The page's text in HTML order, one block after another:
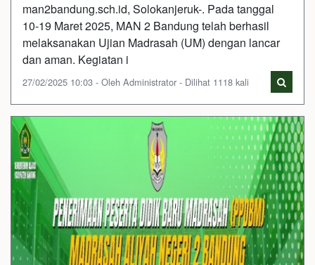
man2bandung.sch.id, Solokanjeruk-. Pada tanggal
10-19 Maret 2025, MAN 2 Bandung telah berhasil
melaksanakan Ujian Madrasah (UM) dengan lancar
dan aman. Kegiatan i
27/02/2025 10:03 - Oleh Administrator - Dilihat 1118 kali